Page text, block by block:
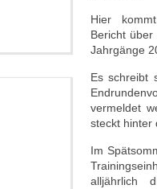
Hier
Bericht
Jahrgänge
Es schreibt
vermeldet
steckt hinter
Im
alljährlich